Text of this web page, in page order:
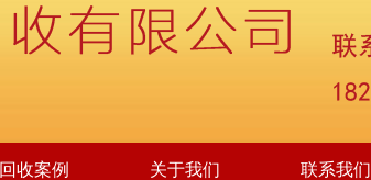
回收案例 关于我们 联系我们